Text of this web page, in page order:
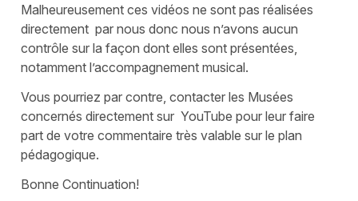
Malheureusement ces vidéos ne sont pas réalisées
directement par nous donc nous n’avons aucun
contrôle sur la façon dont elles sont présentées,
notamment l’accompagnement musical.
Vous pourriez par contre, contacter les Musées
concernés directement sur YouTube pour leur faire
part de votre commentaire très valable sur le plan
pédagogique.
Bonne Continuation!